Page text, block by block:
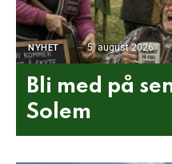
NYHET 5. august 2026
Bli med på
Solem